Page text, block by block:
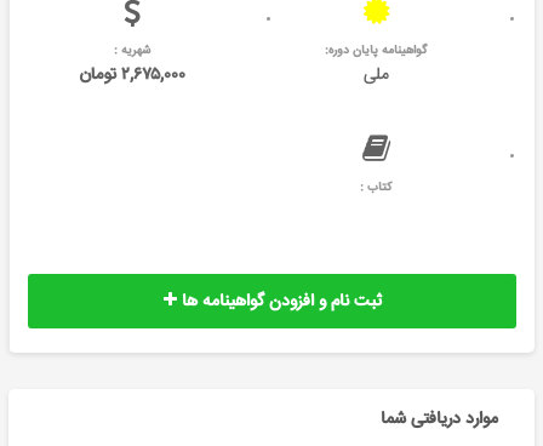
گواهینامه پایان دوره:
ملی
شهریه :
۲,۶۷۵,۰۰۰ تومان
کتاب :
ثبت نام و افزودن گواهینامه ها
موارد دریافتی شما